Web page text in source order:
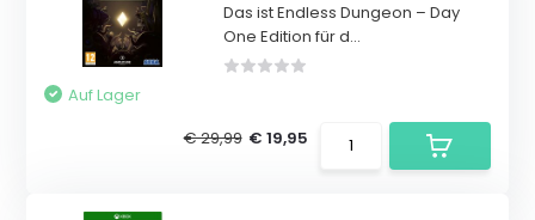
Das ist Endless Dungeon – Day
One Edition für d...
Auf Lager
€ 29,99 € 19,95